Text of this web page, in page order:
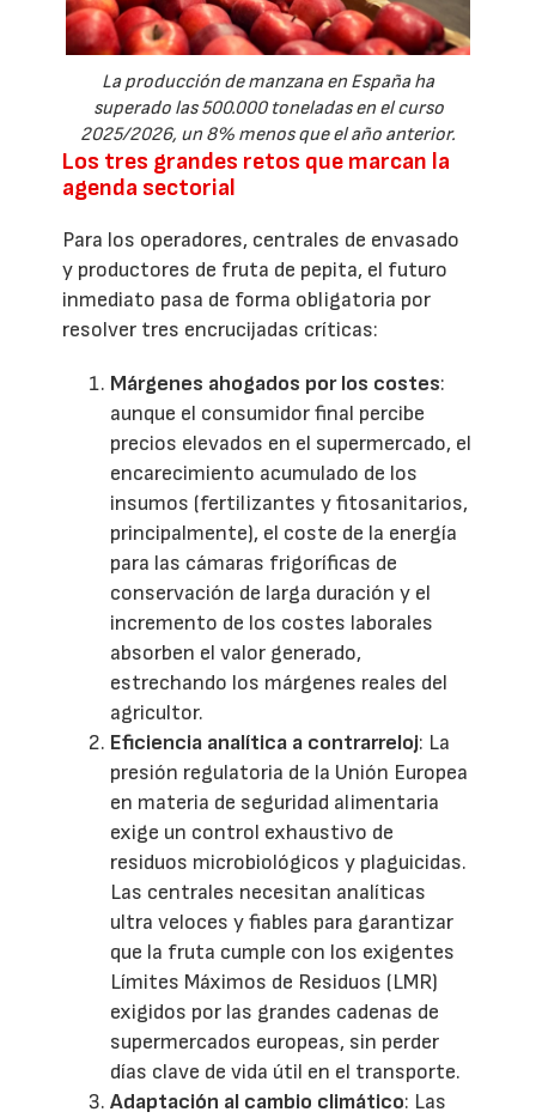
La producción de manzana en España ha
superado las 500.000 toneladas en el curso
2025/2026, un 8% menos que el año anterior.
Los tres grandes retos que marcan la
agenda sectorial
Para los operadores, centrales de envasado
y productores de fruta de pepita, el futuro
inmediato pasa de forma obligatoria por
resolver tres encrucijadas críticas:
Márgenes ahogados por los costes:
aunque el consumidor final percibe
precios elevados en el supermercado, el
encarecimiento acumulado de los
insumos (fertilizantes y fitosanitarios,
principalmente), el coste de la energía
para las cámaras frigoríficas de
conservación de larga duración y el
incremento de los costes laborales
absorben el valor generado,
estrechando los márgenes reales del
agricultor.
Eficiencia analítica a contrarreloj: La
presión regulatoria de la Unión Europea
en materia de seguridad alimentaria
exige un control exhaustivo de
residuos microbiológicos y plaguicidas.
Las centrales necesitan analíticas
ultra veloces y fiables para garantizar
que la fruta cumple con los exigentes
Límites Máximos de Residuos (LMR)
exigidos por las grandes cadenas de
supermercados europeas, sin perder
días clave de vida útil en el transporte.
Adaptación al cambio climático: Las